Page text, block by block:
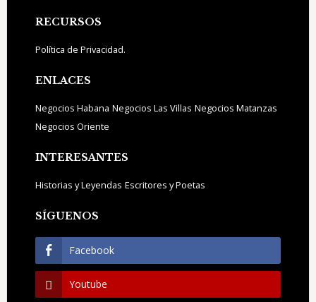
Footer
RECURSOS
Política de Privacidad.
ENLACES
Negocios Habana Negocios Las Villas Negocios Matanzas
Negocios Oriente
INTERESANTES
Historias y Leyendas Escritores y Poetas
SÍGUENOS
Facebook
Youtube